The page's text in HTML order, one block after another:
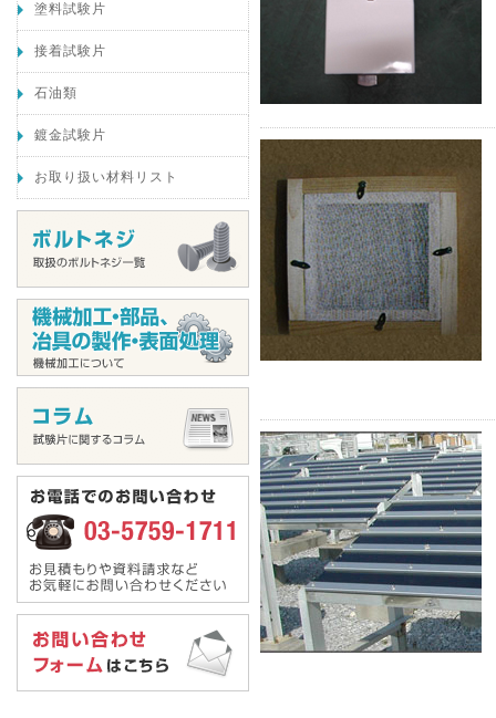
塗料試験片
接着試験片
石油類
鍍金試験片
お取り扱い材料リスト